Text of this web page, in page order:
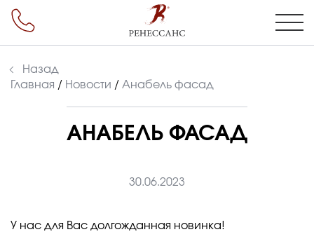
Назад
Главная / Новости / Анабель фасад
АНАБЕЛЬ ФАСАД
30.06.2023
У нас для Вас долгожданная новинка!